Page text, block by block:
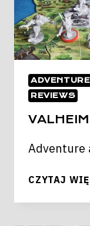
REVIEWS
Adventure
CZYTAJ